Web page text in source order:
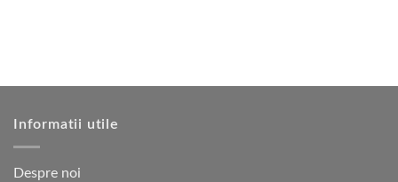
Informatii utile
Despre noi